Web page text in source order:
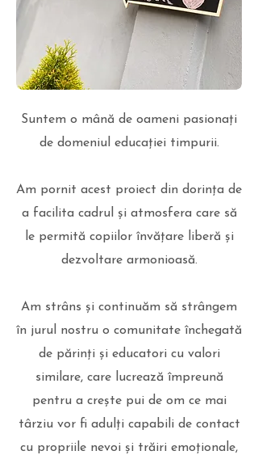
Suntem o mână de oameni pasionați
de domeniul educației timpurii.
Am pornit acest proiect din dorința de
a facilita cadrul și atmosfera care să
le permită copiilor învățare liberă și
dezvoltare armonioasă.
Am strâns și continuăm să strângem
în jurul nostru o comunitate închegată
de părinți și educatori cu valori
similare, care lucrează împreună
pentru a crește pui de om ce mai
târziu vor fi adulți capabili de contact
cu propriile nevoi și trăiri emoționale,